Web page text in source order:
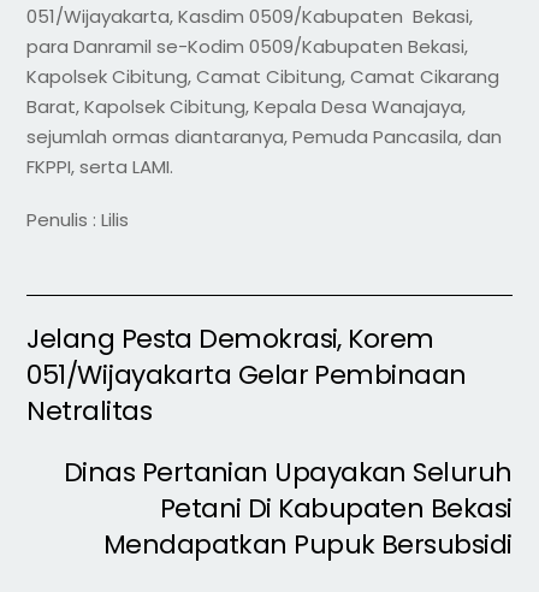
051/Wijayakarta, Kasdim 0509/Kabupaten Bekasi,
para Danramil se-Kodim 0509/Kabupaten Bekasi,
Kapolsek Cibitung, Camat Cibitung, Camat Cikarang
Barat, Kapolsek Cibitung, Kepala Desa Wanajaya,
sejumlah ormas diantaranya, Pemuda Pancasila, dan
FKPPI, serta LAMI.
Penulis : Lilis
Jelang Pesta Demokrasi, Korem
051/Wijayakarta Gelar Pembinaan
Netralitas
Dinas Pertanian Upayakan Seluruh
Petani Di Kabupaten Bekasi
Mendapatkan Pupuk Bersubsidi